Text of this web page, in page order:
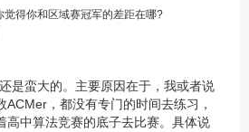
觉得你和区域赛冠军的差距在哪?
是蛮大的。主要原因在于，我或者说
ACMer，都没有专门的时间去练习，
高中算法竞赛的底子去比赛。具体说